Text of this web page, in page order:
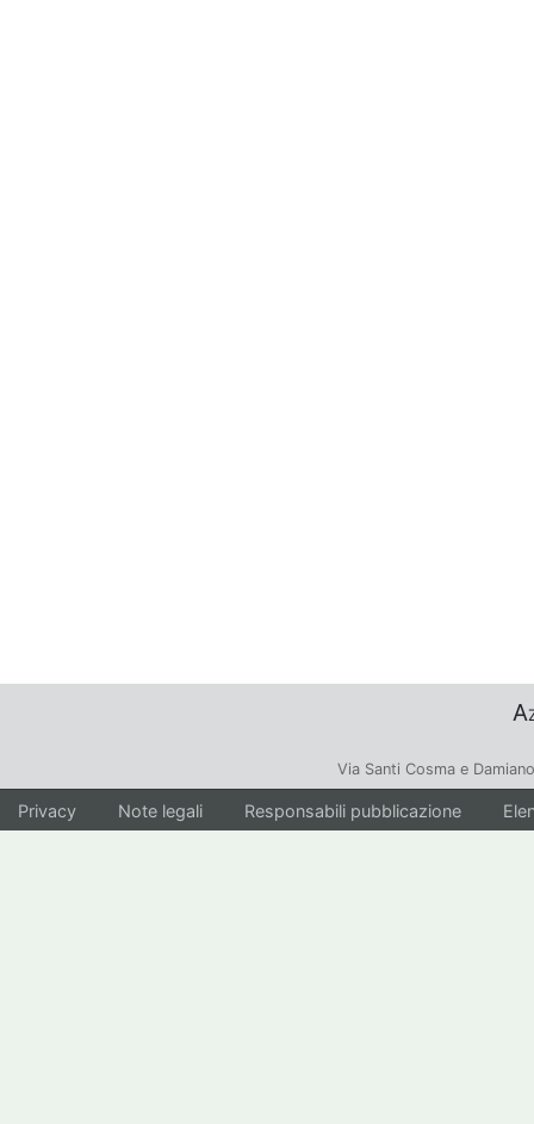
Via Santi Cosma e
Privacy Note legali Responsabili pubblicazione